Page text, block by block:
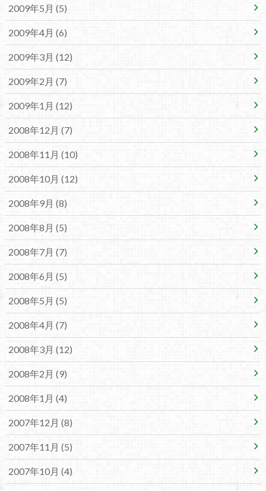
2009年5月 (5)
2009年4月 (6)
2009年3月 (12)
2009年2月 (7)
2009年1月 (12)
2008年12月 (7)
2008年11月 (10)
2008年10月 (12)
2008年9月 (8)
2008年8月 (5)
2008年7月 (7)
2008年6月 (5)
2008年5月 (5)
2008年4月 (7)
2008年3月 (12)
2008年2月 (9)
2008年1月 (4)
2007年12月 (8)
2007年11月 (5)
2007年10月 (4)